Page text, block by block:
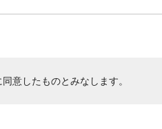
意したものとみなします。